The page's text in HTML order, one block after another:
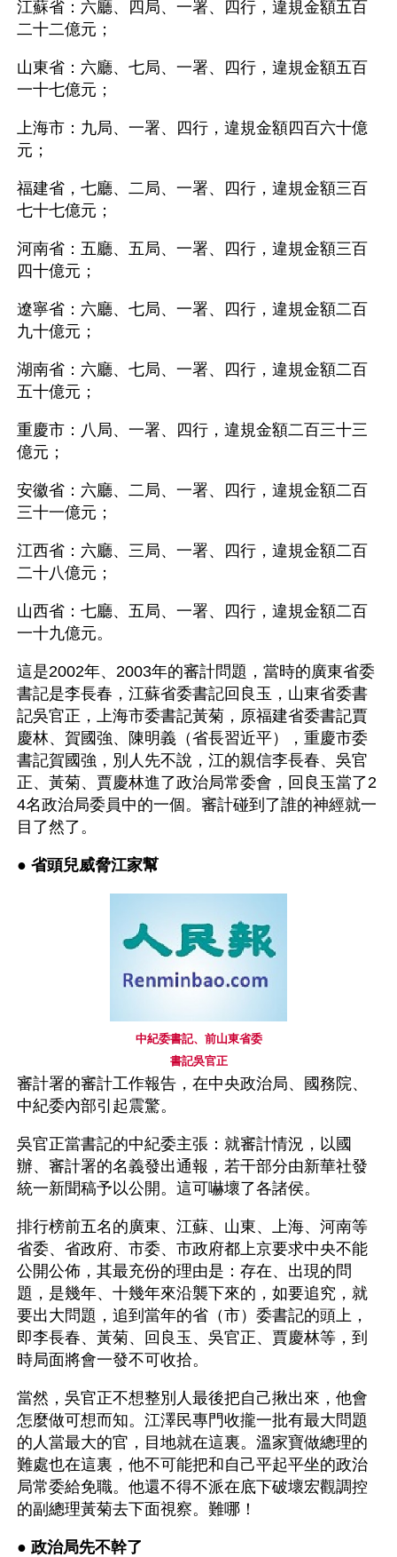
江蘇省：六廳、四局、一署、四行，違規金額五百
二十二億元；
山東省：六廳、七局、一署、四行，違規金額五百
一十七億元；
上海市：九局、一署、四行，違規金額四百六十億
元；
福建省，七廳、二局、一署、四行，違規金額三百
七十七億元；
河南省：五廳、五局、一署、四行，違規金額三百
四十億元；
遼寧省：六廳、七局、一署、四行，違規金額二百
九十億元；
湖南省：六廳、七局、一署、四行，違規金額二百
五十億元；
重慶市：八局、一署、四行，違規金額二百三十三
億元；
安徽省：六廳、二局、一署、四行，違規金額二百
三十一億元；
江西省：六廳、三局、一署、四行，違規金額二百
二十八億元；
山西省：七廳、五局、一署、四行，違規金額二百
一十九億元。
這是2002年、2003年的審計問題，當時的廣東省委
書記是李長春，江蘇省委書記回良玉，山東省委書
記吳官正，上海市委書記黃菊，原福建省委書記賈
慶林、賀國強、陳明義（省長習近平），重慶市委
書記賀國強，別人先不說，江的親信李長春、吳官
正、黃菊、賈慶林進了政治局常委會，回良玉當了2
4名政治局委員中的一個。審計碰到了誰的神經就一
目了然了。
● 省頭兒威脅江家幫
中紀委書記、前山東省委
書記吳官正
審計署的審計工作報告，在中央政治局、國務院、
中紀委內部引起震驚。
吳官正當書記的中紀委主張：就審計情況，以國
辦、審計署的名義發出通報，若干部分由新華社發
統一新聞稿予以公開。這可嚇壞了各諸侯。
排行榜前五名的廣東、江蘇、山東、上海、河南等
省委、省政府、市委、市政府都上京要求中央不能
公開公佈，其最充份的理由是：存在、出現的問
題，是幾年、十幾年來沿襲下來的，如要追究，就
要出大問題，追到當年的省（市）委書記的頭上，
即李長春、黃菊、回良玉、吳官正、賈慶林等，到
時局面將會一發不可收拾。
當然，吳官正不想整別人最後把自己揪出來，他會
怎麼做可想而知。江澤民專門收攏一批有最大問題
的人當最大的官，目地就在這裏。溫家寶做總理的
難處也在這裏，他不可能把和自己平起平坐的政治
局常委給免職。他還不得不派在底下破壞宏觀調控
的副總理黃菊去下面視察。難哪！
● 政治局先不幹了